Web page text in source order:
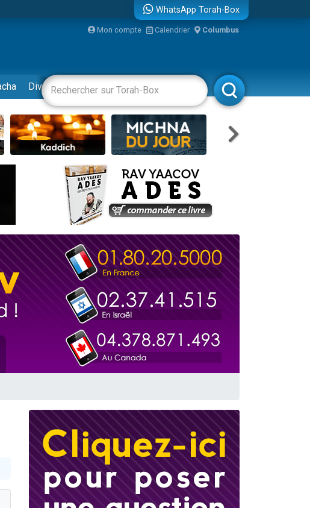
violences...
WhatsApp Torah-Box
Mon compte Calendrier Columbus
Divertissements Livres Rabbanim